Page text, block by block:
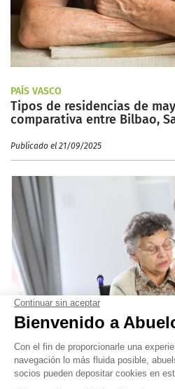
PAÍS VASCO
Tipos de residencias de
comparativa entre Bilbao,
Publicado el 21/09/2025